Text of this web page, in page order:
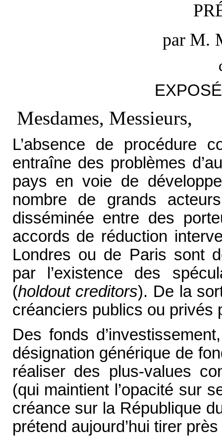
par M.
Mesdames, Messieurs,
L’absence de procédure
entraîne des problèmes
pays en voie de
nombre de grands
disséminée entre des
accords de réduction
Londres ou de Paris sont
par l’existence des
(holdout creditors). De la
créanciers publics ou privés
Des fonds
désignation générique de
réaliser des plus-values
(qui maintient l’opacité sur
créance sur la République
prétend aujourd’hui tirer